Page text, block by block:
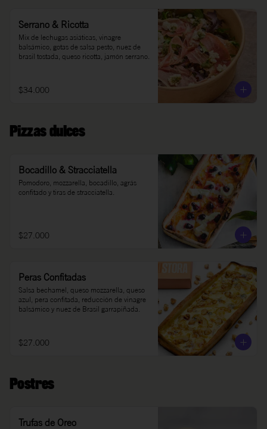
Serrano & Ricotta
Mix de lechugas asiáticas, vinagre
balsámico, gotas de salsa pesto, nuez de
brasil tostada, queso ricotta, jamón serrano.
$34.000
Pizzas dulces
Bocadillo & Stracciatella
Pomodoro, mozzarella, bocadillo, agrás
confitado y tiras de stracciatella.
$27.000
Peras Confitadas
Salsa bechamel, queso mozzarella, queso
azul, pera confitada, reducción de vinagre
balsámico y nuez de Brasil garrapiñada.
$27.000
Postres
Trufas de Oreo